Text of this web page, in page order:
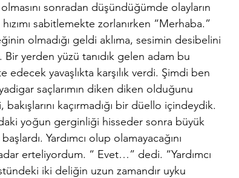
sonradan düşündüğümde olayların
sabitlemekte zorlanırken “Merhaba.”
olmadığı geldi aklıma, sesimin desibelini
yerden yüzü tanıdık gelen adam bu
edecek yavaşlıkta karşılık verdi. Şimdi ben
saçlarımın diken diken olduğunu
kaçırmadığı bir düello içindeydik.
yoğun gerginliği hisseder sonra büyük
Yardımcı olup olamayacağını
erteliyordum. “ Evet…” dedi. “Yardımcı
iki deliğin uzun zamandır uyku